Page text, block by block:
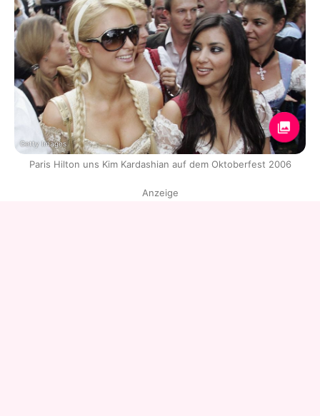
Getty Images
Paris Hilton uns Kim Kardashian auf dem Oktoberfest 2006
Anzeige